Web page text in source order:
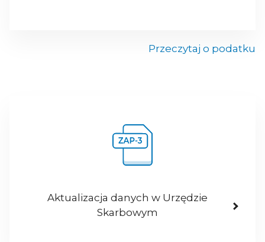
Przeczytaj o podatku
Aktualizacja danych w Urzędzie
Skarbowym